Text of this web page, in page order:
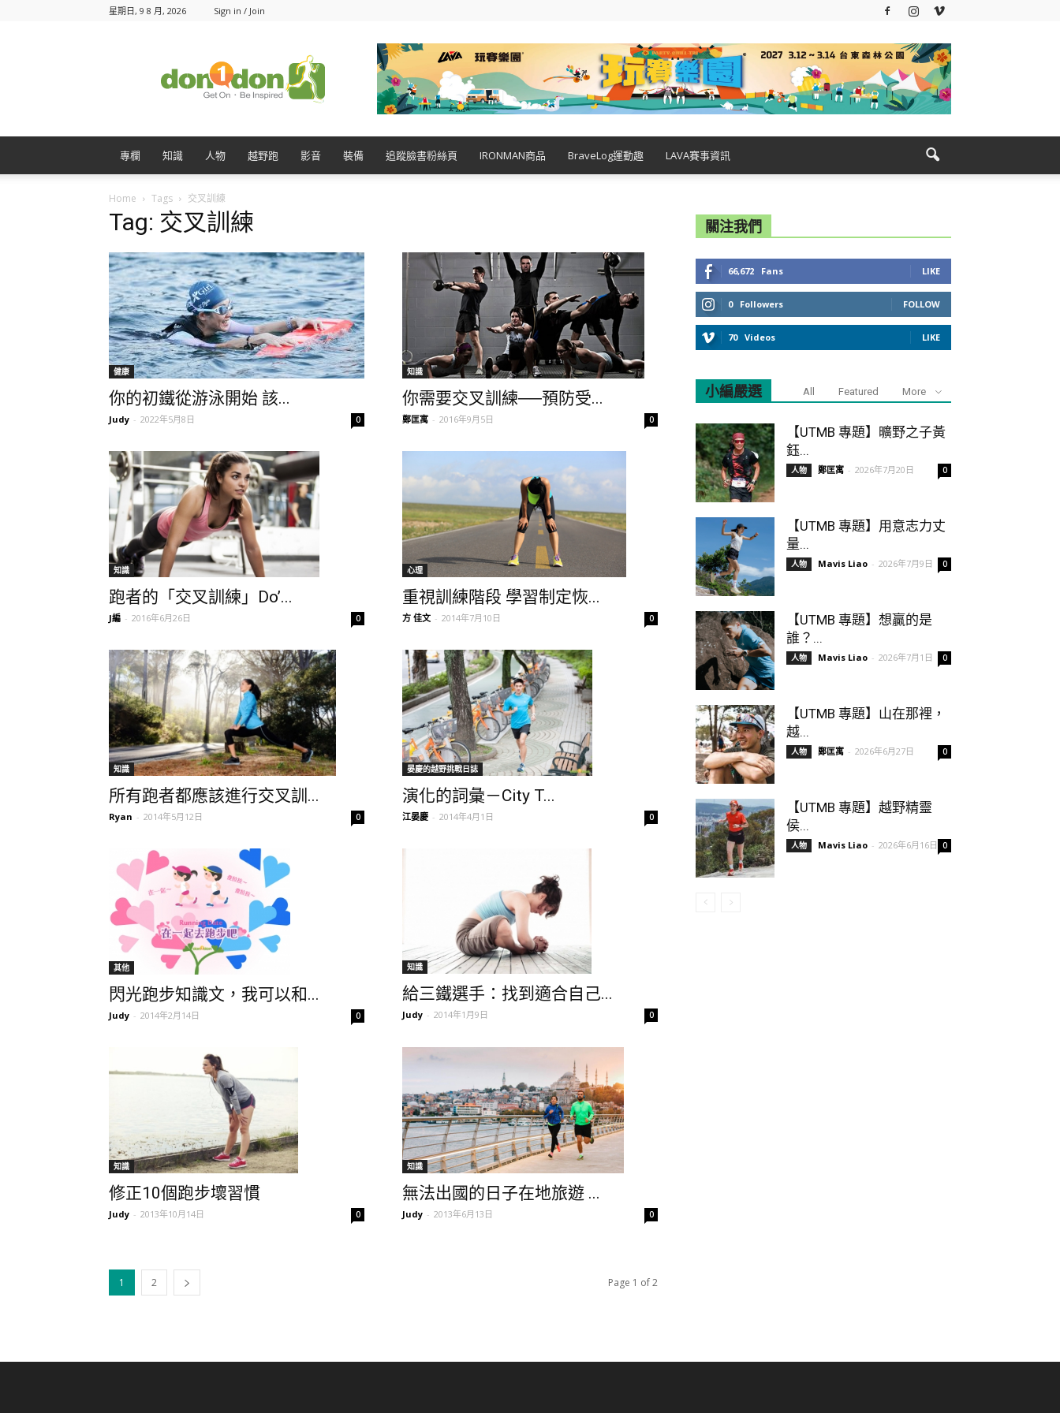
星期日, 9 8 月, 2026 Sign in / Join
專欄 知識 人物 越野跑 影音 裝備 追蹤臉書粉絲頁 IRONMAN商品 BraveLog運動趣 LAVA賽事資訊
Home Tags 交叉訓練
Tag: 交叉訓練
健康
你的初鐵從游泳開始 該...
Judy - 2022年5月8日 0
知識
你需要交叉訓練──預防受...
鄭匡寓 - 2016年9月5日 0
知識
跑者的「交叉訓練」Do’...
J編 - 2016年6月26日 0
心理
重視訓練階段 學習制定恢...
方 佳文 - 2014年7月10日 0
知識
所有跑者都應該進行交叉訓...
Ryan - 2014年5月12日 0
晏慶的越野挑戰日誌
演化的詞彙－City T...
江晏慶 - 2014年4月1日 0
其他
閃光跑步知識文，我可以和...
Judy - 2014年2月14日 0
知識
給三鐵選手：找到適合自己...
Judy - 2014年1月9日 0
知識
修正10個跑步壞習慣
Judy - 2013年10月14日 0
知識
無法出國的日子在地旅遊 ...
Judy - 2013年6月13日 0
1 2 Page 1 of 2
關注我們
66,672 Fans LIKE
0 Followers FOLLOW
70 Videos LIKE
小編嚴選 All Featured More
【UTMB 專題】曠野之子黃
鈺...
人物 鄭匡寓 - 2026年7月20日 0
【UTMB 專題】用意志力丈
量...
人物 Mavis Liao - 2026年7月9日 0
【UTMB 專題】想贏的是
誰？...
人物 Mavis Liao - 2026年7月1日 0
【UTMB 專題】山在那裡，
越...
人物 鄭匡寓 - 2026年6月27日 0
【UTMB 專題】越野精靈
侯...
人物 Mavis Liao - 2026年6月16日 0